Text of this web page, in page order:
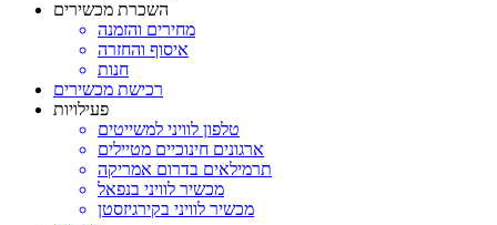
השכרת מכשירים
מחירים והזמנה
איסוף והחזרה
חנות
רכישת מכשירים
פעילויות
טלפון לוויני למשייטים
ארגונים חינוכיים מטיילים
תרמילאים בדרום אמריקה
מכשיר לוויני בנפאל
מכשיר לוויני בקירגיזסטן